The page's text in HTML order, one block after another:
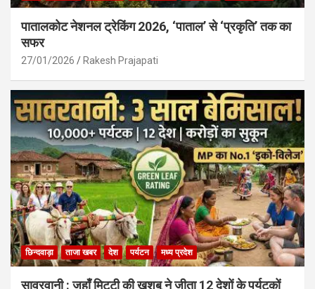
पातालकोट नेशनल ट्रेकिंग 2026, ‘पाताल’ से ‘प्रकृति’ तक का
सफर
27/01/2026 Rakesh Prajapati
छिन्दवाड़ा ताजा खबर देश पर्यटन मध्य प्रदेश
सावरवानी : जहाँ मिट्टी की खुशबू ने जीता 12 देशों के पर्यटकों